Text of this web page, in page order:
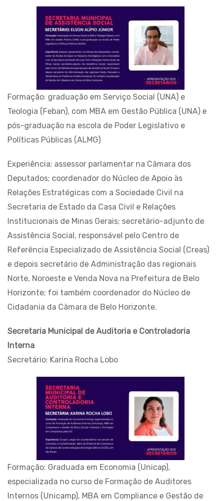
Formação: graduação em Serviço Social (UNA) e
Teologia (Feban), com MBA em Gestão Pública (UNA) e
pós-graduação na escola de Poder Legislativo e
Políticas Públicas (ALMG)
Experiência: assessor parlamentar na Câmara dos
Deputados; coordenador do Núcleo de Apoio às
Relações Estratégicas com a Sociedade Civil na
Secretaria de Estado da Casa Civil e Relações
Institucionais de Minas Gerais; secretário-adjunto de
Assistência Social, responsável pelo Centro de
Referência Especializado de Assistência Social (Creas)
e depois secretário de Administração das regionais
Norte, Noroeste e Venda Nova na Prefeitura de Belo
Horizonte; foi também coordenador do Núcleo de
Cidadania da Câmara de Belo Horizonte.
Secretaria Municipal de Auditoria e Controladoria
Interna
Secretário: Karina Rocha Lobo
Formação: Graduada em Economia (Unicap),
especializada no curso de Formação de Auditores
Internos (Unicamp), MBA em Compliance e Gestão de